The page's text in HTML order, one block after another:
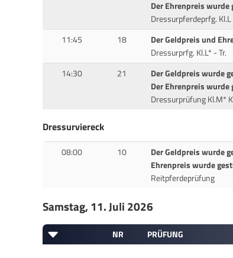
Der Ehrenpreis
Dressurpferdeprfg. Kl.L
11:45 18
Der Geldpreis und
Dressurprfg. Kl.L* - Tr.
14:30 21
Der Geldpreis wurde
Der Ehrenpreis
Dressurprüfung Kl.M*
Dressurviereck
08:00 10
Der Geldpreis wurde
Ehrenpreis wurde
Reitpferdeprüfung
Samstag, 11. Juli 2026
NR PRÜFUNG